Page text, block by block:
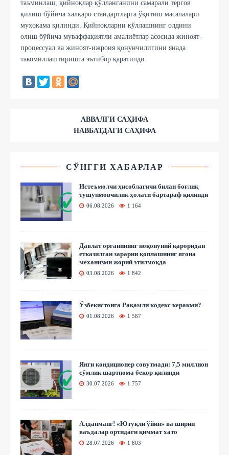
таъминлаш, қийноқлар қўлланганини самарали тергов
қилиш бўйича халқаро стандартларга ўқитиш масалалари
муҳокама қилинди. Қийноқларни қўллашнинг олдини
олиш бўйича муваффақиятли амалиётлар асосида жиноят-
процессуал ва жиноят-ижроия қонунчилигини янада
такомиллаштиришга эътибор қаратилди.
АВВАЛГИ САҲИФА
НАВБАТДАГИ САҲИФА
СЎНГГИ ХАБАРЛАР
Истеъмолчи ҳисоблагичи билан боғлиқ
тушунмовчилик ҳолати бартараф қилинди
06.08.2026 1 164
Давлат органининг ноқонуний қароридан
етказилган зарарни қоплашнинг ягона
механизми жорий этилмоқда
03.08.2026 1 842
Ўзбекистонга Рақамли кодекс керакми?
01.08.2026 1 587
Янги кондиционер совутмади: 7,5 миллион
сўмлик шартнома бекор қилинди
30.07.2026 1 757
Алданманг! «Ютуқли ўйин» ва ширин
ваъдалар ортидаги қиммат хато
28.07.2026 1 803